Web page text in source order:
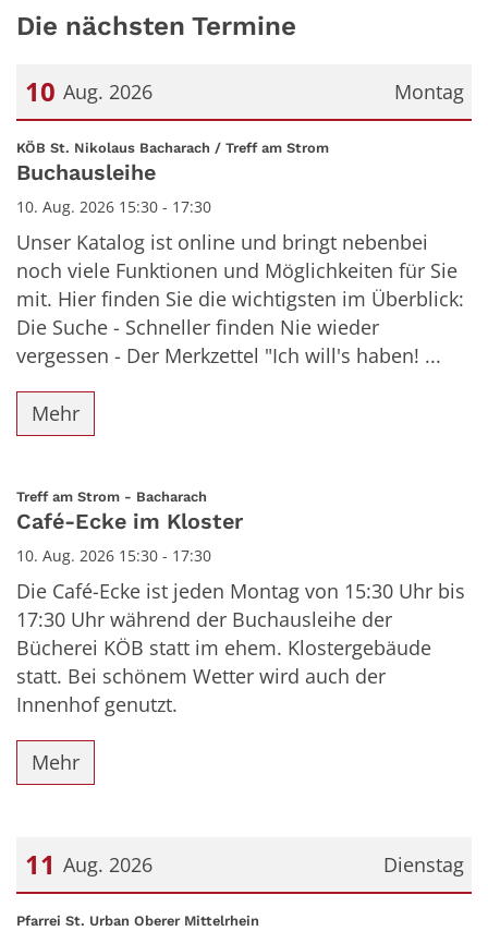
Die nächsten Termine
Montag
10 Aug. 2026
Datum: 10. August 2026
KÖB St. Nikolaus Bacharach / Treff am Strom:
Buchausleihe
10. Aug. 2026 15:30 - 17:30
Unser Katalog ist online und bringt nebenbei
noch viele Funktionen und Möglichkeiten für Sie
mit. Hier finden Sie die wichtigsten im Überblick:
Die Suche - Schneller finden Nie wieder
vergessen - Der Merkzettel "Ich will's haben! ...
Mehr
Treff am Strom - Bacharach
Café-Ecke im Kloster
10. Aug. 2026 15:30 - 17:30
Die Café-Ecke ist jeden Montag von 15:30 Uhr bis
17:30 Uhr während der Buchausleihe der
Bücherei KÖB statt im ehem. Klostergebäude
statt. Bei schönem Wetter wird auch der
Innenhof genutzt.
Mehr
Dienstag
11 Aug. 2026
Datum: 11. August 2026
Pfarrei St. Urban Oberer Mittelrhein